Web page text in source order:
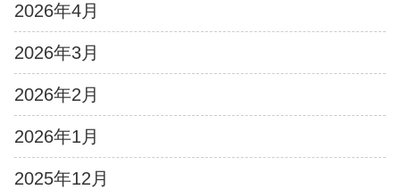
2026年4月
2026年3月
2026年2月
2026年1月
2025年12月